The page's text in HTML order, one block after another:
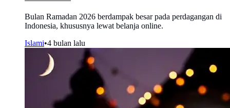
Bulan Ramadan 2026 berdampak besar pada perdagangan di
Indonesia, khususnya lewat belanja online.
Islami•4 bulan lalu